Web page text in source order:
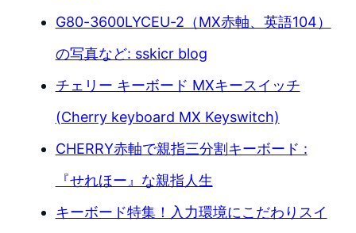
G80-3600LYCEU-2（MX赤軸、英語104）
の写真など: sskicr blog
チェリー キーボード MXキースイッチ
(Cherry keyboard MX Keyswitch)
CHERRY赤軸で親指三分割キーボード :
『せれほー』な親指人生
キーボード特集！入力環境にこだわりスイ